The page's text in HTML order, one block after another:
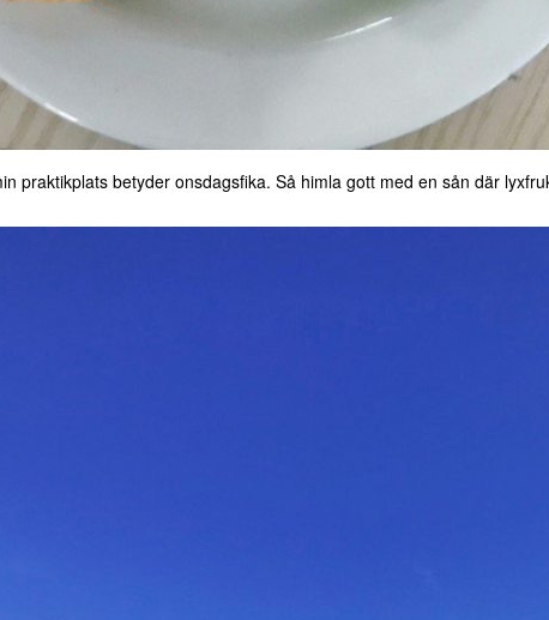
praktikplats betyder onsdagsfika. Så himla gott med en sån där